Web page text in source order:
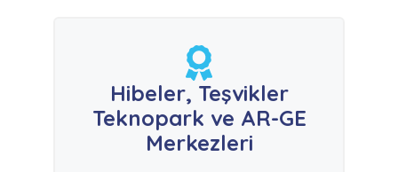
Hibeler, Teşvikler
Teknopark ve AR-GE
Merkezleri